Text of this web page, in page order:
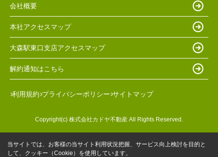
会社概要
本社アクセスマップ
大森駅東口支店アクセスマップ
解約通知はこちら
利用規約 プライバシーポリシー サイトマップ
Copyright(c) 株式会社カドヤ不動産 All Rights Reserved.
当サイトでは、お客様の当サイト利用状況把握、サービス向上検討を目的と
して、クッキー（Cookie）を使用しています。